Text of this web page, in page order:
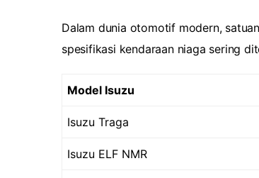
Dalam dunia otomotif modern,
spesifikasi kendaraan niaga sering
Model Isuzu
Isuzu Traga
Isuzu ELF NMR